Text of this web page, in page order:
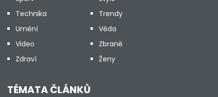
Technika
Trendy
Umění
Věda
Video
Zbraně
Zdraví
Ženy
TÉMATA ČLÁNKŮ